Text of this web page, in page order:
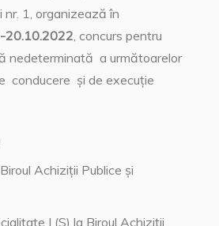
nr. 1, organizează în
20.10.2022 , concurs pentru
nedeterminată a următoarelor
conducere și de execuție
Achiziții Publice și
I (S) la Biroul Achiziții